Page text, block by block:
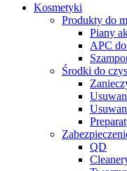
Kosmetyki
Produkty do
Piany
APC do
Środki do
QD